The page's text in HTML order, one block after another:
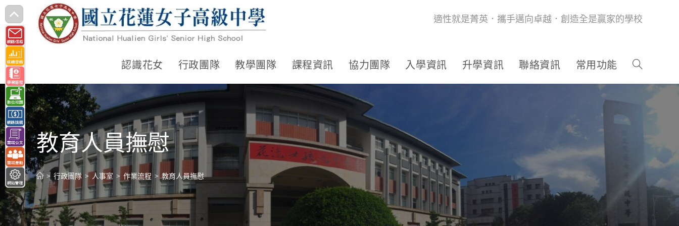
跳
轉
至
主
要
內
容
適性就是菁英．攜手邁向卓越．創造全是贏家的學校
認識花女 行政團隊 教學團隊 課程資訊 協力團隊 入學資訊 升學資訊 聯絡資訊 常用功能
教育人員撫慰
> 行政團隊 > 人事室 > 作業流程 > 教育人員撫慰